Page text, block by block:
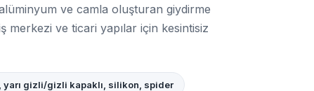
ve camla oluşturan giydirme
merkezi ve ticari yapılar için kesintisiz
yarı gizli/gizli kapaklı, silikon, spider